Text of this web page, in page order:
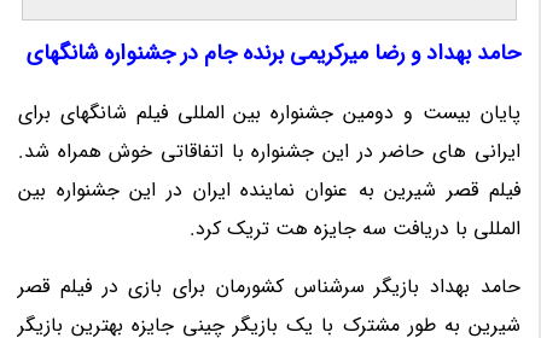
حامد بهداد و رضا میرکریمی برنده جام در جشنواره شانگهای
پایان بیست و دومین جشنواره بین المللی فیلم شانگهای برای
ایرانی های حاضر در این جشنواره با اتفاقاتی خوش همراه شد.
فیلم قصر شیرین به عنوان نماینده ایران در این جشنواره بین
المللی با دریافت سه جایزه هت تریک کرد.
حامد بهداد بازیگر سرشناس کشورمان برای بازی در فیلم قصر
شیرین به طور مشترک با یک بازیگر چینی جایزه بهترین بازیگر